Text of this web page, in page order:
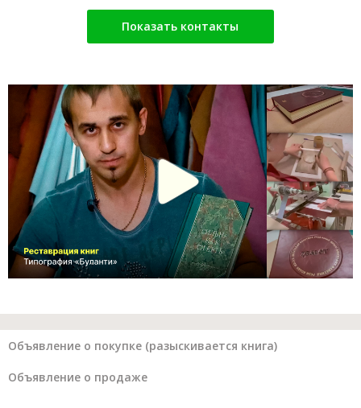
Показать контакты
Объявление о покупке (разыскивается книга)
Объявление о продаже